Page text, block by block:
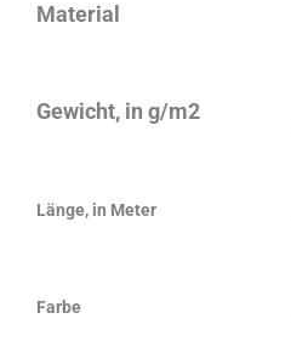
Material
Gewicht, in g/m2
Länge, in Meter
Farbe